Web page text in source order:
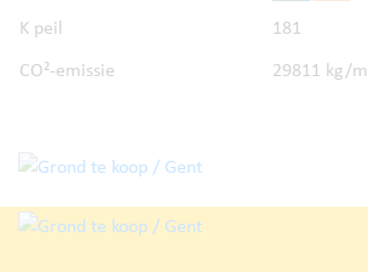
K peil
181
CO²-emissie
29811 kg/m